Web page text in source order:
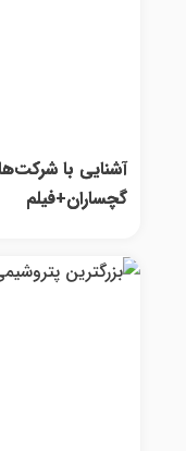
آشنایی با
گچساران+فیلم